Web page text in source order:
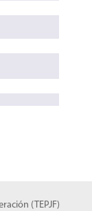
(TEPJF)